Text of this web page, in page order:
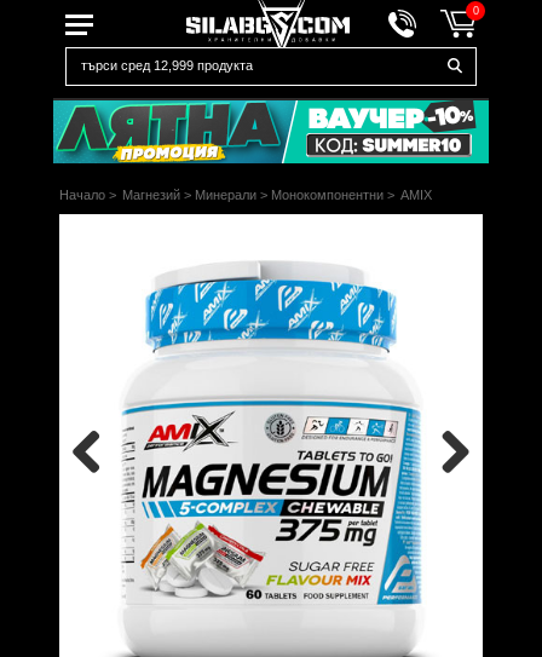
0
Начало > Магнезий > Минерали > Монокомпонентни > AMIX
Previous